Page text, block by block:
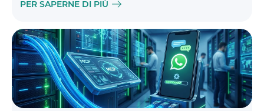
PER SAPERNE DI PIÙ